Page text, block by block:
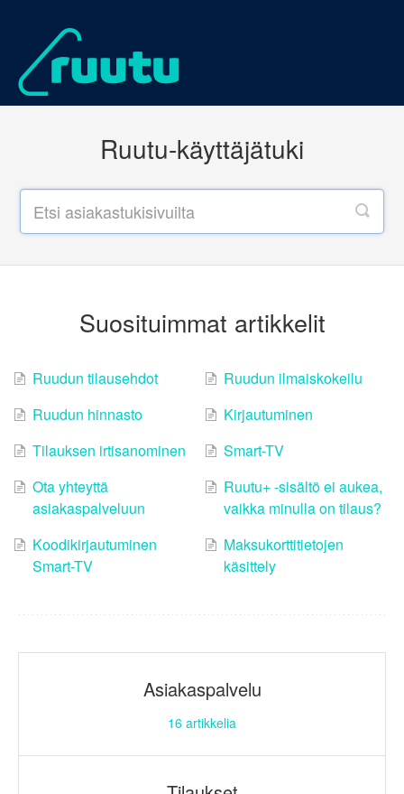
Ruutu-käyttäjätuki
Suosituimmat artikkelit
Ruudun tilausehdot
Ruudun hinnasto
Tilauksen irtisanominen
Ota yhteyttä
asiakaspalveluun
Koodikirjautuminen
Smart-TV
Ruudun ilmaiskokeilu
Kirjautuminen
Smart-TV
Ruutu+ -sisältö ei aukea,
vaikka minulla on tilaus?
Maksukorttitietojen
käsittely
Asiakaspalvelu
16 artikkelia